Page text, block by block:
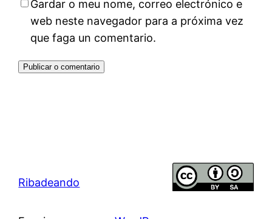
Gardar o meu nome, correo electrónico e
web neste navegador para a próxima vez
que faga un comentario.
Ribadeando